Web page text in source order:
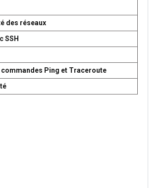
des réseaux
SSH
Ping et Traceroute